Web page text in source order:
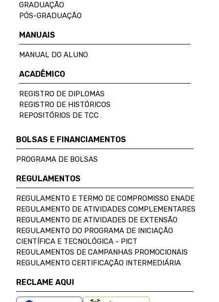
GRADUAÇÃO
PÓS-GRADUAÇÃO
MANUAIS
MANUAL DO ALUNO
ACADÊMICO
REGISTRO DE DIPLOMAS
REGISTRO DE HISTÓRICOS
REPOSITÓRIOS DE TCC
BOLSAS E FINANCIAMENTOS
PROGRAMA DE BOLSAS
REGULAMENTOS
REGULAMENTO E TERMO DE COMPROMISSO ENADE
REGULAMENTO DE ATIVIDADES COMPLEMENTARES
REGULAMENTO DE ATIVIDADES DE EXTENSÃO
REGULAMENTO DO PROGRAMA DE INICIAÇÃO
CIENTÍFICA E TECNOLÓGICA - PICT
REGULAMENTOS DE CAMPANHAS PROMOCIONAIS
REGULAMENTO CERTIFICAÇÃO INTERMEDIÁRIA
RECLAME AQUI